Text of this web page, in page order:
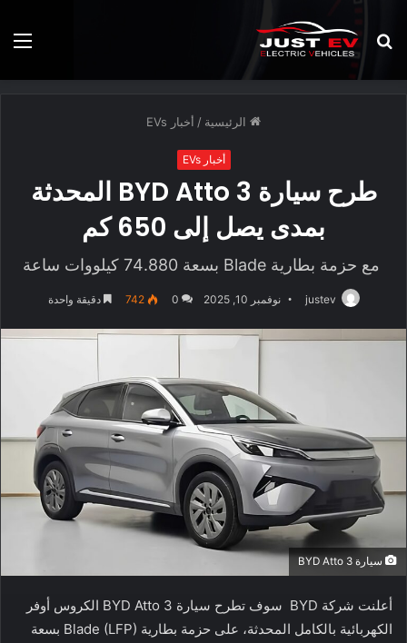
بحث
عن
الرئيسية / أخبار EVs
أخبار EVs
طرح سيارة BYD Atto 3 المحدثة
بمدى يصل إلى 650 كم
مع حزمة بطارية Blade بسعة 74.880 كيلووات ساعة
justev نوفمبر 10, 2025 0
742 دقيقة واحدة
سيارة BYD Atto 3
أعلنت شركة BYD سوف تطرح سيارة BYD Atto 3 الكروس أوفر
الكهربائية بالكامل المحدثة، على حزمة بطارية Blade (LFP) بسعة